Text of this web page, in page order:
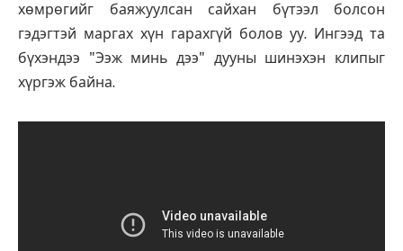
хөмрөгийг баяжуулсан сайхан бүтээл болсон
гэдэгтэй маргах хүн гарахгүй болов уу. Ингээд та
бүхэндээ "Ээж минь дээ" дууны шинэхэн клипыг
хүргэж байна.